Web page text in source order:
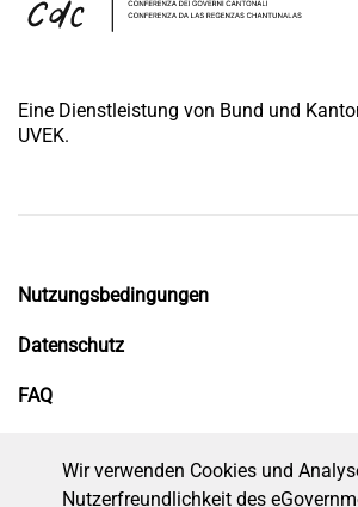
Eine Dienstleistung von Bund und
UVEK.
Nutzungsbedingungen
Datenschutz
FAQ
Wir verwenden Cookies und
Nutzerfreundlichkeit des